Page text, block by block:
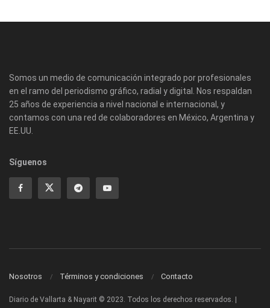
Somos un medio de comunicación integrado por profesionales
en el ramo del periodismo gráfico, radial y digital. Nos respaldan
25 años de experiencia a nivel nacional e internacional, y
contamos con una red de colaboradores en México, Argentina y
EE.UU.
Síguenos
Nosotros Términos y condiciones Contacto
Diario de Vallarta & Nayarit © 2023. Todos los derechos reservados. |